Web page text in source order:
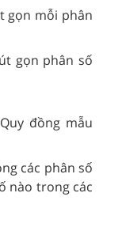
gọn mỗi phân
gọn phân số
Quy đồng mẫu
các phân số
nào trong các